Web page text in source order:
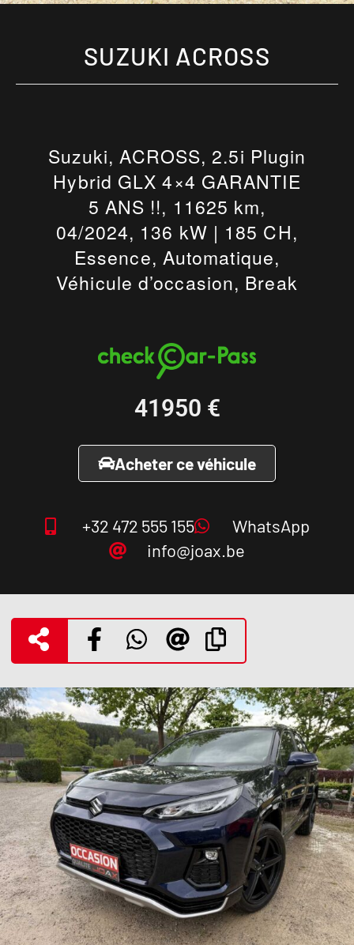
SUZUKI ACROSS
Suzuki, ACROSS, 2.5i Plugin
Hybrid GLX 4×4 GARANTIE
5 ANS !!, 11625 km,
04/2024, 136 kW | 185 CH,
Essence, Automatique,
Véhicule d’occasion, Break
41950 €
Acheter ce véhicule
+32 472 555 155
WhatsApp
info@joax.be